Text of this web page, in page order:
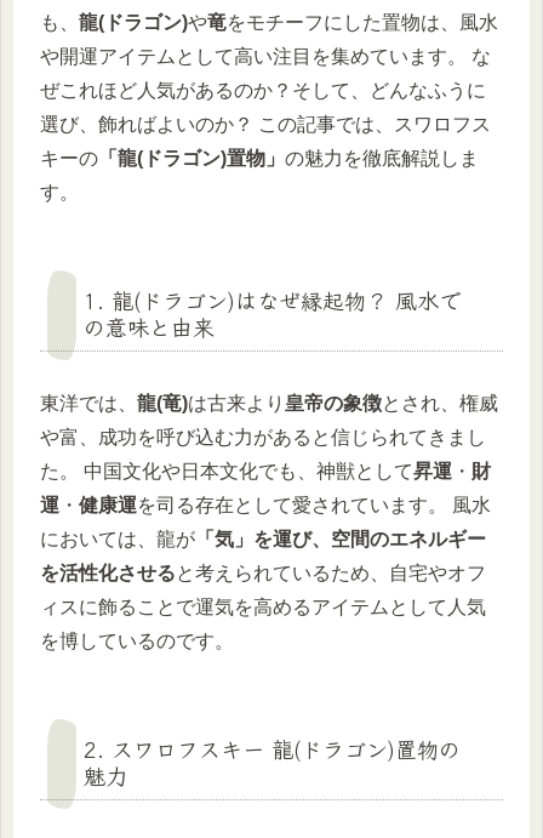
も、 龍(ドラゴン)や竜をモチーフにした置物は、風水
や開運アイテムとして高い注目を集めています。 な
ぜこれほど人気があるのか？そして、どんなふうに
選び、飾ればよいのか？ この記事では、スワロフス
キーの 「龍(ドラゴン)置物」 の魅力を徹底解説しま
す。
1. 龍(ドラゴン)はなぜ縁起物？ 風水で
の意味と由来
東洋では、 龍(竜)は古来より 皇帝の象徴とされ、権威
や富、成功を呼び込む力があると信じられてきまし
た。 中国文化や日本文化でも、神獣として昇運 ・ 財
運 ・ 健康運を司る存在として愛されています。 風水
においては、龍が 「気」を運び、空間のエネルギー
を活性化させると考えられているため、自宅やオフ
ィスに飾ることで運気を高めるアイテムとして人気
を博しているのです。
2. スワロフスキー 龍(ドラゴン)置物の
魅力